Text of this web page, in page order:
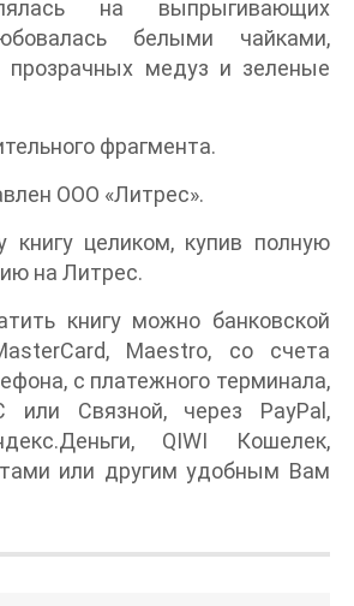
на выпрыгивающих
белыми чайками,
прозрачных медуз и зеленые
фрагмента.
ООО «Литрес».
целиком, купив полную
на Литрес.
книгу можно банковской
Maestro, со счета
с платежного терминала,
Связной, через PayPal,
QIWI Кошелек,
или другим удобным Вам